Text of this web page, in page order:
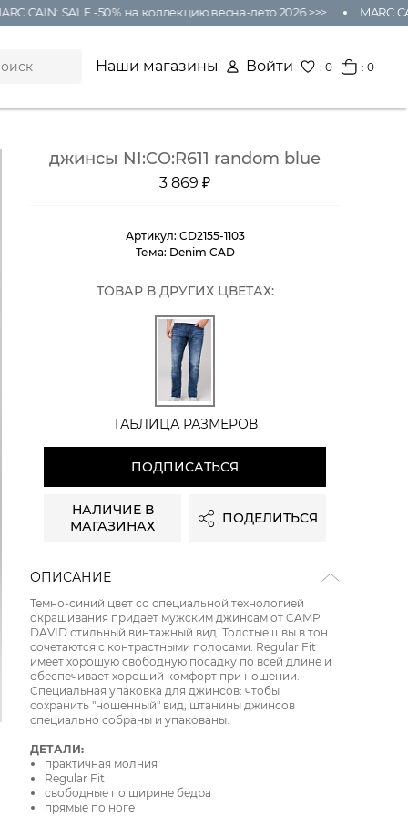
CAIN: SALE -50% на коллекцию весна-лето 2026 >>> MARC
Наши магазины Войти :0 : 0
джинсы NI:CO:R611 random blue
3 869 ₽
Артикул: CD2155-1103
Тема: Denim CAD
ТОВАР В ДРУГИХ ЦВЕТАХ:
ТАБЛИЦА РАЗМЕРОВ
ПОДПИСАТЬСЯ
НАЛИЧИЕ В
МАГАЗИНАХ
ПОДЕЛИТЬСЯ
ОПИСАНИЕ
Темно-синий цвет со специальной технологией
окрашивания придает мужским джинсам от CAMP
DAVID стильный винтажный вид. Толстые швы в тон
сочетаются с контрастными полосами. Regular Fit
имеет хорошую свободную посадку по всей длине и
обеспечивает хороший комфорт при ношении.
Специальная упаковка для джинсов: чтобы
сохранить "ношенный" вид, штанины джинсов
специально собраны и упакованы.
ДЕТАЛИ:
практичная молния
Regular Fit
свободные по ширине бедра
прямые по ноге